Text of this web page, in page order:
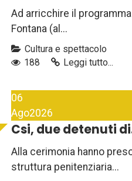
Ad arricchire il
Fontana (al...
Cultura e spettacolo
188
Leggi tutto...
06
Ago2026
Csi, due detenuti
Alla cerimonia hanno
struttura penitenziaria...